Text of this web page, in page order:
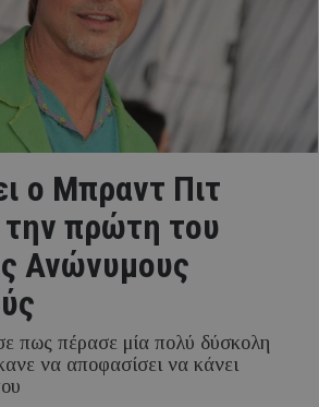
ο Μπραντ Πιτ
την πρώτη του
Ανώνυμους
πως πέρασε μία πολύ δύσκολη
να αποφασίσει να κάνει